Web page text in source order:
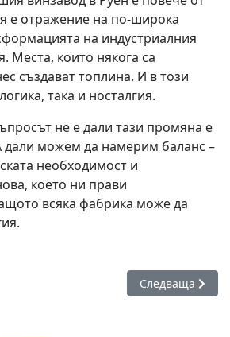
е отражение на по-широка
на индустриалния
Места, които някога са
създават топлина. И в този
така и носталгия.
не е дали тази промяна е
можем да намерим баланс –
необходимост и
което ни прави
всяка фабрика може да
на имотния пазар: нови
Следваща
Следваща